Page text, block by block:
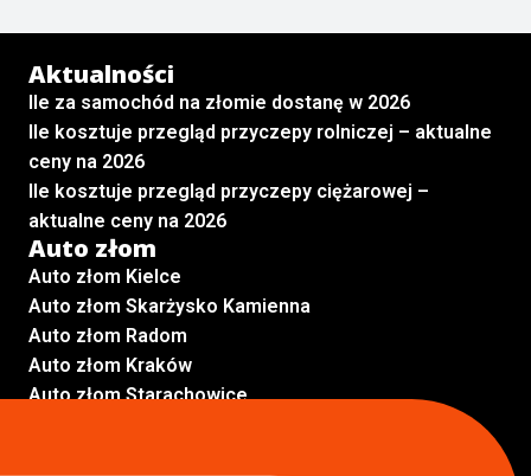
Aktualności
Ile za samochód na złomie dostanę w 2026
Ile kosztuje przegląd przyczepy rolniczej – aktualne
ceny na 2026
Ile kosztuje przegląd przyczepy ciężarowej –
aktualne ceny na 2026
Auto złom
Auto złom Kielce
Auto złom Skarżysko Kamienna
Auto złom Radom
Auto złom Kraków
Auto złom Starachowice